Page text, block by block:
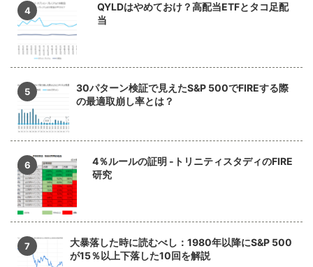
QYLDはやめておけ？高配当ETFとタコ足配
当
30パターン検証で見えたS&P 500でFIREする際
の最適取崩し率とは？
4％ルールの証明 -トリニティスタディのFIRE
研究
大暴落した時に読むべし：1980年以降にS&P 500
が15％以上下落した10回を解説